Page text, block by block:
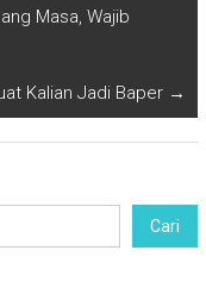
Masa, Wajib
Kalian Jadi Baper →
Cari